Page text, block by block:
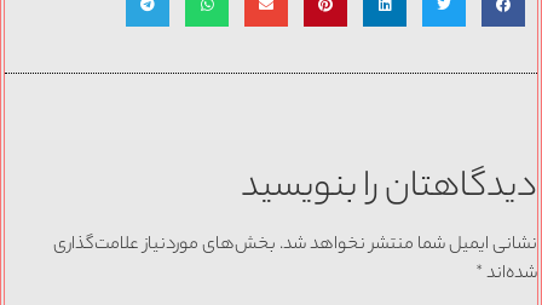
دیدگاهتان را بنویسید
نشانی ایمیل شما منتشر نخواهد شد. بخش‌های موردنیاز علامت‌گذاری
شده‌اند*